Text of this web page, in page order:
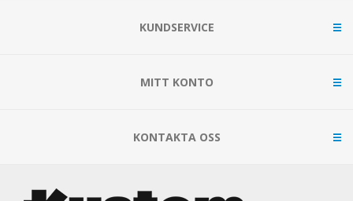
KUNDSERVICE
MITT KONTO
KONTAKTA OSS